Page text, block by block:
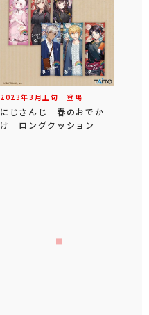
2023年3 月上旬 登場
にじさんじ 春のおでか
け ロングクッション